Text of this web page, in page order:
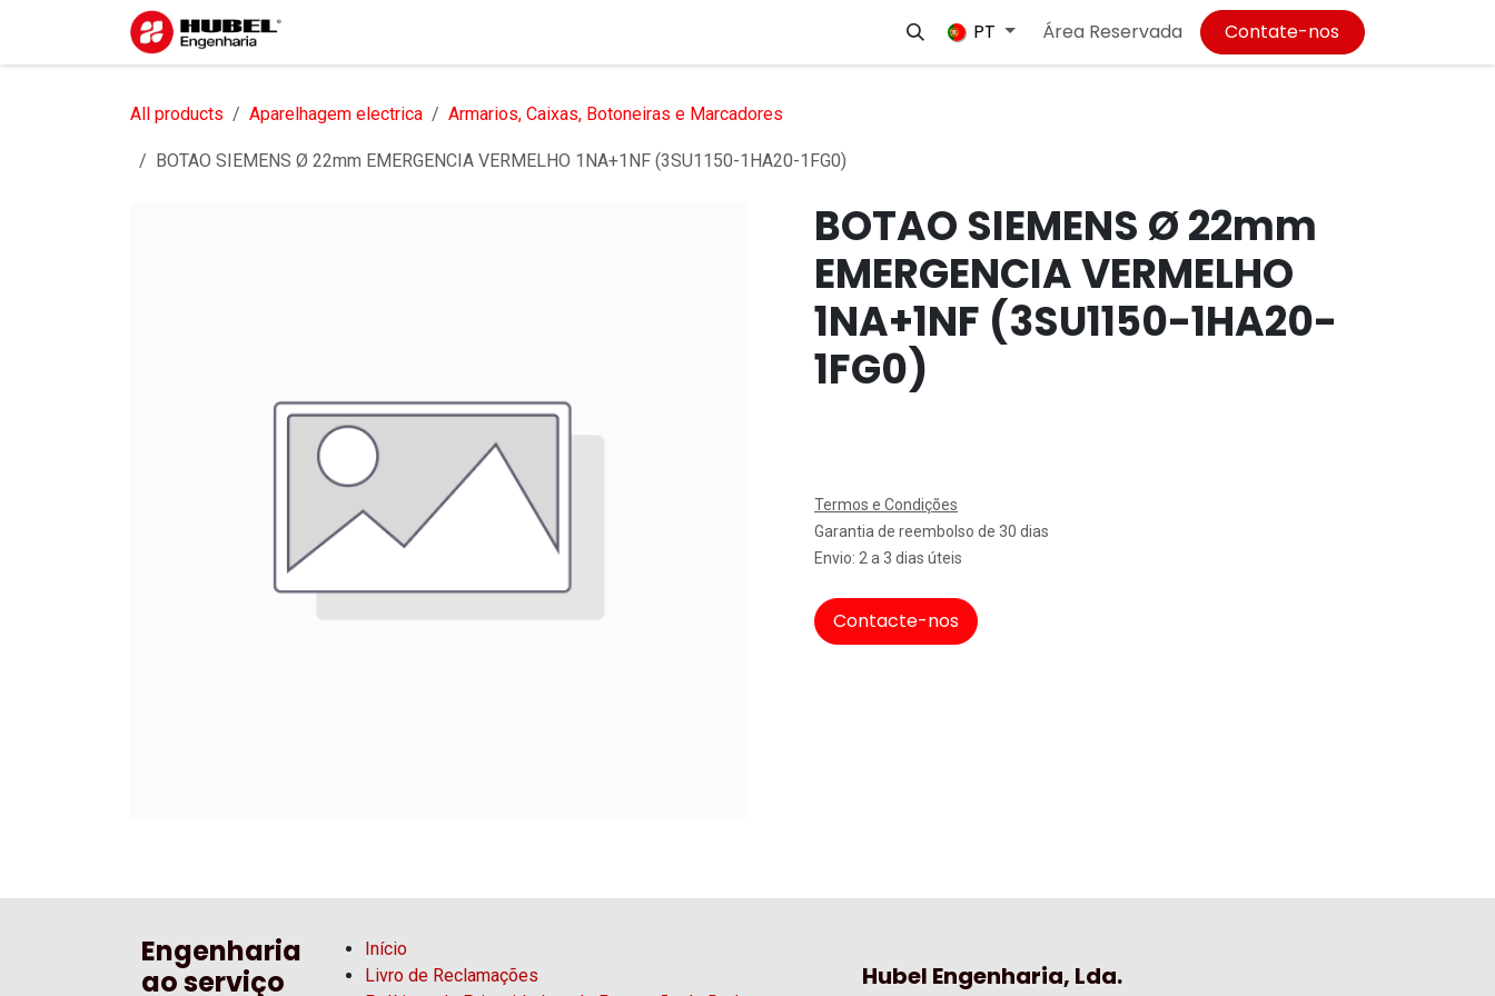
Pular para o conteúdo
Empregos
PT Área Reservada Contate-nos
All products Aparelhagem electrica Armarios, Caixas, Botoneiras e Marcadores
BOTAO SIEMENS Ø 22mm EMERGENCIA VERMELHO 1NA+1NF (3SU1150-1HA20-1FG0)
BOTAO SIEMENS Ø 22mm
EMERGENCIA VERMELHO
1NA+1NF (3SU1150-1HA20-
1FG0)
Termos e Condições
Garantia de reembolso de 30 dias
Envio: 2 a 3 dias úteis
Contacte-nos
Hubel Engenharia, Lda.
Engenharia
ao serviço
Início
Livro de Reclamações